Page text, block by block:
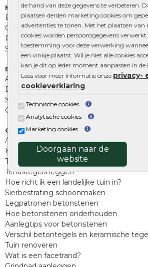
de hand van deze gegevens te verbeteren.
plaatsen derden marketing cookies om
advertenties te tonen. Met het plaatsen
cookies worden persoonsgegevens
toestemming voor deze verwerking
een vinkje plaatst. Wil je niet alle cookies
kan je dit op ieder moment aanpassen in de
Lees voor meer informatie onze privacy-
cookieverklaring.
Technische cookies
Analytische cookies
Marketing cookies
Doorgaan naar de
website
Muurelementen
Betonbielzen
Opsluitbanden
Palissades
Stapelblokken
Extra benodigdheden
Afwatering en diversen
Beplantings en betonelementen
Split, grind en zand
Oprit tegels
Overig
Aanbiedingen
Kunstgras
Tuintegels outlet
Terrastegels leggen
Hoe richt ik een landelijke tuin in?
Sierbestrating schoonmaken
Legpatronen betonstenen
Hoe betonstenen onderhouden
Aanlegtips voor betonstenen
Verschil betontegels en keramische
Tuin renoveren
Wat is een facetrand?